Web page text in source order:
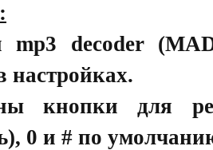
mp3 decoder
настройках.
кнопки для
0 и # по